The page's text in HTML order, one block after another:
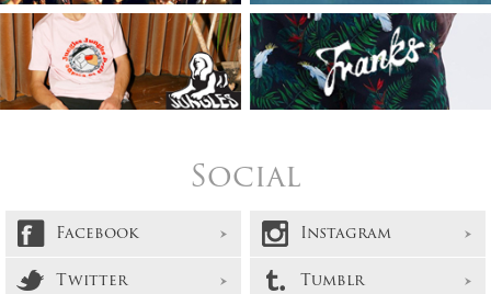
Social
Facebook
Instagram
Twitter
Tumblr